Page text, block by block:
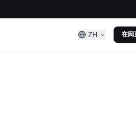
ZH 在网